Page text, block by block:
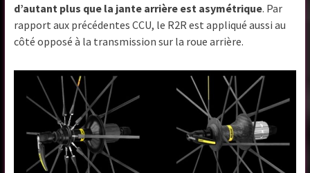
d’autant plus que la jante arrière est asymétrique. Par
rapport aux précédentes CCU, le R2R est appliqué aussi au
côté opposé à la transmission sur la roue arrière.